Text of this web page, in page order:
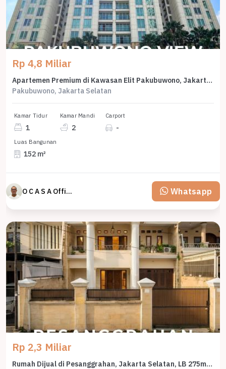
Rp 4,8 Miliar
Apartemen Premium di Kawasan Elit Pakubuwono, Jakarta Selatan, Harga 4,8 Miliar
Pakubuwono, Jakarta Selatan
Kamar Tidur
1
Kamar Mandi
2
Carport
-
Luas Bangunan
152 m²
O C A S A Official property perfected Whatsapp
Rp 2,3 Miliar
Rumah Dijual di Pesanggrahan, Jakarta Selatan, LB 275m², Harga Terbaik!